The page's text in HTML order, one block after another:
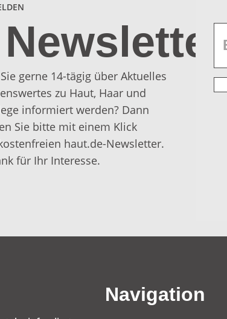
Newsletter
gerne 14-tägig über Aktuelles
zu Haut, Haar und
informiert werden? Dann
Sie bitte mit einem Klick
haut.de-Newsletter.
für Ihr Interesse.
Navigation